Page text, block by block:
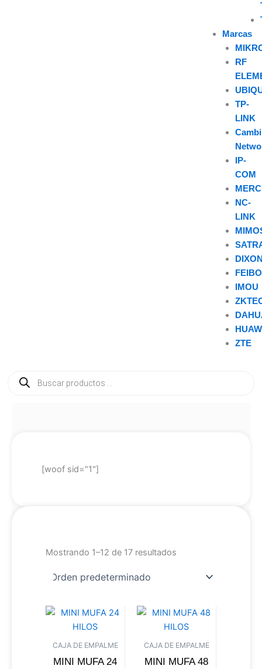
Marcas
RF
TP-
LINK
IP-
COM
NC-
LINK
IMOU
ZTE
[woof sid="1"]
Mostrando 1–12 de 17 resultados
CAJA DE EMPALME
MINI MUFA 24
CAJA DE EMPALME
MINI MUFA 48